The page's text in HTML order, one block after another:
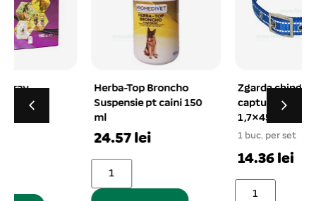
Herba-Top Broncho
Suspensie pt caini 150
Zgarda chinga
captusita quality